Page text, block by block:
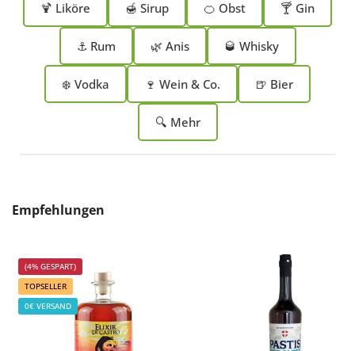
🍹 Liköre 🍯 Sirup 🍊 Obst 🍸 Gin
⚓ Rum 🌿 Anis 🥃 Whisky
❄️ Vodka 🍷 Wein & Co. 🍺 Bier
🔍 Mehr
Produktgalerie überspringen
Empfehlungen
(4% GESPART)
TOPSELLER
0€ VERSAND